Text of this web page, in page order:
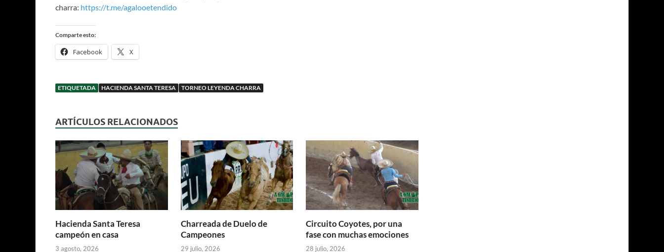
charra: https://t.me/agalooetendido
Comparte esto:
Facebook X
ETIQUETADA HACIENDA SANTA TERESA TORNEO LEYENDA CHARRA
ARTÍCULOS RELACIONADOS
Hacienda Santa Teresa
campeón en casa
3 agosto, 2026
Charreada de Duelo de
Campeones
29 julio, 2026
Circuito Coyotes, por una
fase con muchas emociones
28 julio, 2026